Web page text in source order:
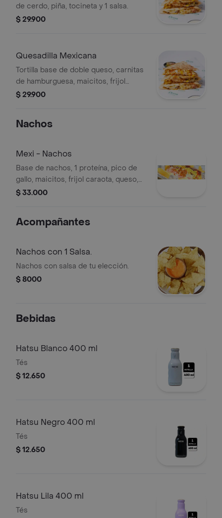
de cerdo, piña, tocineta y 1 salsa.
$ 29.900
Quesadilla Mexicana
Tortilla base de doble queso, carnitas
de hamburguesa, maicitos, frijol
caraota, pico de gallo y 1 salsa.
$ 29.900
Nachos
Mexi - Nachos
Base de nachos, 1 proteína, pico de
gallo, maicitos, frijol caraota, queso,
sour cream y guacamole.
$ 33.000
Acompañantes
Nachos con 1 Salsa.
Nachos con salsa de tu elección.
$ 8000
Bebidas
Hatsu Blanco 400 ml
Tés
$ 12.650
Hatsu Negro 400 ml
Tés
$ 12.650
Hatsu Lila 400 ml
Tés